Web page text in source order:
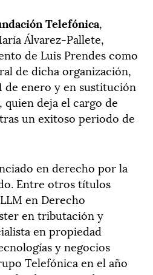
Telefónica,
Álvarez-Pallete,
de Luis Prendes como
de dicha organización,
de enero y en sustitución
deja el cargo de
un exitoso periodo de
en derecho por la
Entre otros títulos
en Derecho
en tributación y
en propiedad
y negocios
Telefónica en el año